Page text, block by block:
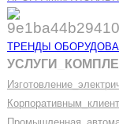
ТРЕНДЫ
УСЛУГИ
Изготовление
Корпоративным